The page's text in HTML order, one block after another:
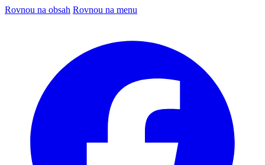
Rovnou na obsah Rovnou na menu